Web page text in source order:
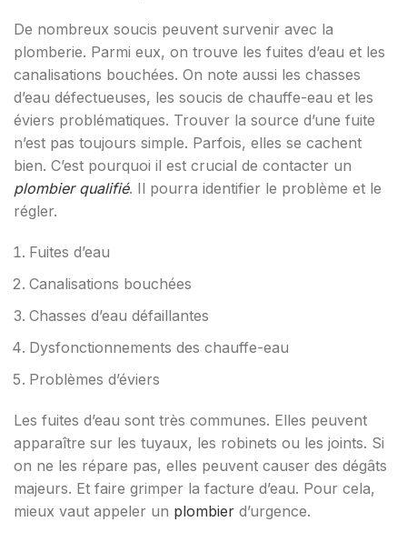
De nombreux soucis peuvent survenir avec la
plomberie. Parmi eux, on trouve les fuites d’eau et les
canalisations bouchées. On note aussi les chasses
d’eau défectueuses, les soucis de chauffe-eau et les
éviers problématiques. Trouver la source d’une fuite
n’est pas toujours simple. Parfois, elles se cachent
bien. C’est pourquoi il est crucial de contacter un
plombier qualifié. Il pourra identifier le problème et le
régler.
Fuites d’eau
Canalisations bouchées
Chasses d’eau défaillantes
Dysfonctionnements des chauffe-eau
Problèmes d’éviers
Les fuites d’eau sont très communes. Elles peuvent
apparaître sur les tuyaux, les robinets ou les joints. Si
on ne les répare pas, elles peuvent causer des dégâts
majeurs. Et faire grimper la facture d’eau. Pour cela,
mieux vaut appeler un plombier d’urgence.